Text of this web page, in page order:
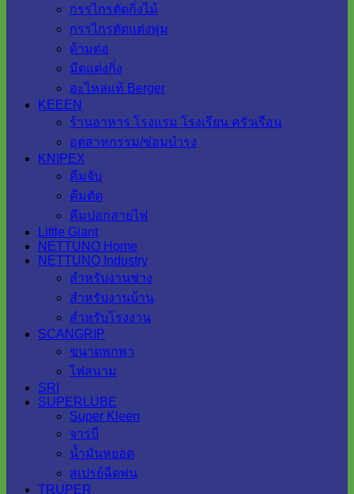
กรรไกรตัดกิ่งไม้
กรรไกรตัดแต่งพุ่ม
ด้ามต่อ
มีดแต่งกิ่ง
อะไหล่แท้ Berger
KEEEN
ร้านอาหาร โรงแรม โรงเรียน ครัวเรือน
อุตสาหกรรม/ซ่อมบำรุง
KNIPEX
คีมจับ
คีมตัด
คีมปอกสายไฟ
Little Giant
NETTUNO Home
NETTUNO Industry
สำหรับงานช่าง
สำหรับงานบ้าน
สำหรับโรงงาน
SCANGRIP
ขนาดพกพา
ไฟสนาม
SRI
SUPERLUBE
Super Kleen
จารบี
น้ำมันหยอด
สเปรย์ฉีดพ่น
TRUPER